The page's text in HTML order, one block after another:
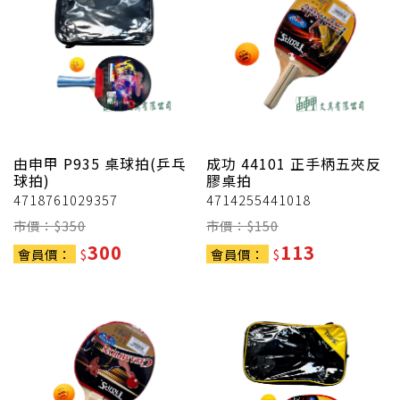
由申甲 P935 桌球拍(乒乓
球拍)
4718761029357
市價：$350
會員價：
$300
成功 44101 正手柄五夾反
膠桌拍
4714255441018
市價：$150
會員價：
$113